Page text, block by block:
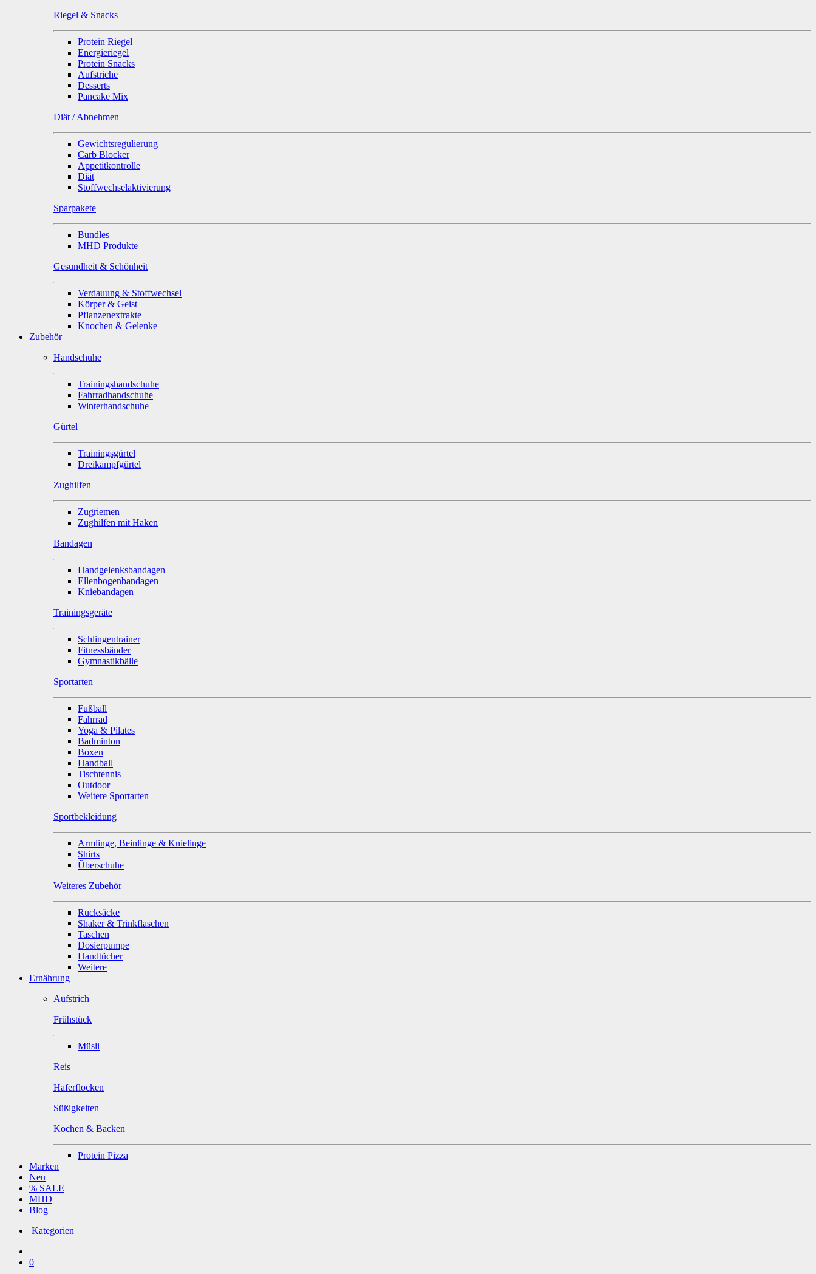
Riegel & Snacks
Protein Riegel
Energieriegel
Protein Snacks
Aufstriche
Desserts
Pancake Mix
Diät / Abnehmen
Gewichtsregulierung
Carb Blocker
Appetitkontrolle
Diät
Stoffwechselaktivierung
Sparpakete
Bundles
MHD Produkte
Gesundheit & Schönheit
Verdauung & Stoffwechsel
Körper & Geist
Pflanzenextrakte
Knochen & Gelenke
Zubehör
Handschuhe
Trainingshandschuhe
Fahrradhandschuhe
Winterhandschuhe
Gürtel
Trainingsgürtel
Dreikampfgürtel
Zughilfen
Zugriemen
Zughilfen mit Haken
Bandagen
Handgelenksbandagen
Ellenbogenbandagen
Kniebandagen
Trainingsgeräte
Schlingentrainer
Fitnessbänder
Gymnastikbälle
Sportarten
Fußball
Fahrrad
Yoga & Pilates
Badminton
Boxen
Handball
Tischtennis
Outdoor
Weitere Sportarten
Sportbekleidung
Armlinge, Beinlinge & Knielinge
Shirts
Überschuhe
Weiteres Zubehör
Rucksäcke
Shaker & Trinkflaschen
Taschen
Dosierpumpe
Handtücher
Weitere
Ernährung
Aufstrich
Frühstück
Müsli
Reis
Haferflocken
Süßigkeiten
Kochen & Backen
Protein Pizza
Marken
Neu
% SALE
MHD
Blog
Kategorien
0